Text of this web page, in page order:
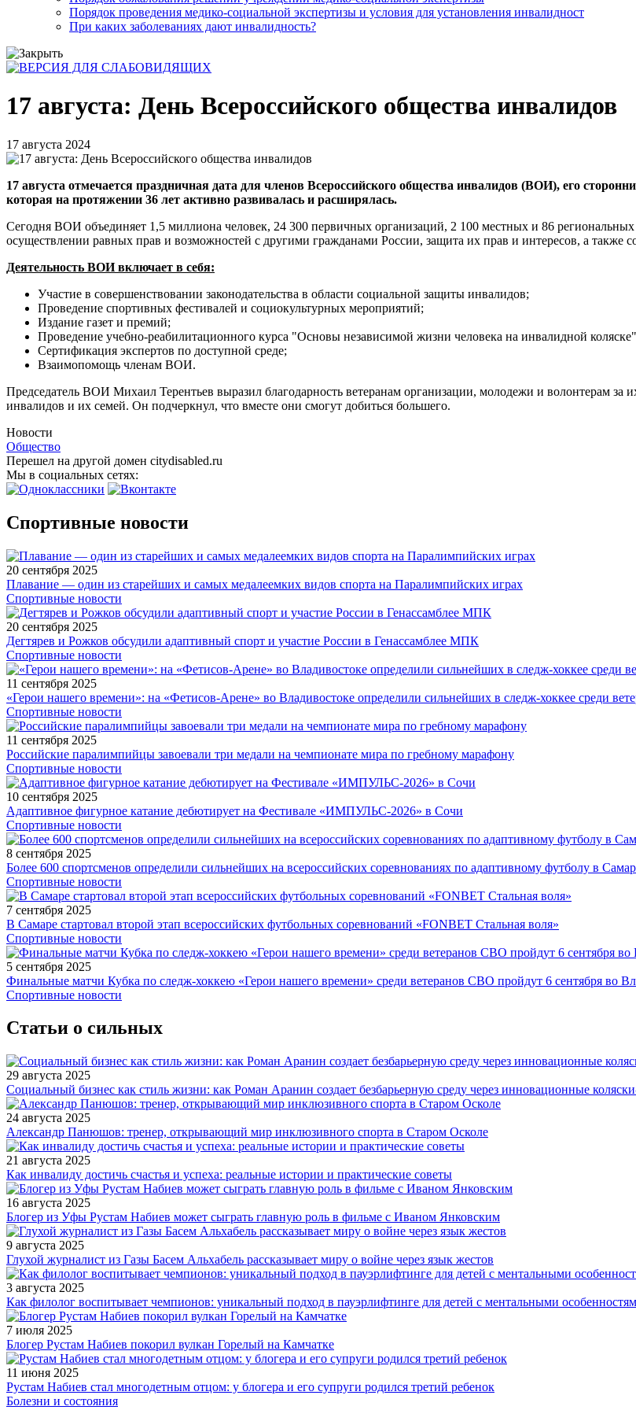
Порядок проведения медико-социальной экспертизы и условия для установления инвалидност
При каких заболеваниях дают инвалидность?
17 августа: День Всероссийского общества инвалидов
17 августа 2024
17 августа отмечается праздничная дата для членов Всероссийского общества инвалидов (ВОИ), его
которая на протяжении 36 лет активно развивалась и расширялась.
Сегодня ВОИ объединяет 1,5 миллиона человек, 24 300 первичных организаций, 2 100 местных и 86
осуществлении равных прав и возможностей с другими гражданами России, защита их прав и интересов, а также
Деятельность ВОИ включает в себя:
Участие в совершенствовании законодательства в области социальной защиты инвалидов;
Проведение спортивных фестивалей и социокультурных мероприятий;
Издание газет и премий;
Проведение учебно-реабилитационного курса "Основы независимой жизни человека на инвалидной
Сертификация экспертов по доступной среде;
Взаимопомощь членам ВОИ.
Председатель ВОИ Михаил Терентьев выразил благодарность ветеранам организации, молодежи и волонтерам
инвалидов и их семей. Он подчеркнул, что вместе они смогут добиться большего.
Новости
Общество
Перешел на другой домен citydisabled.ru
Мы в социальных сетях:
Спортивные новости
20 сентября 2025
Плавание — один из старейших и самых медалеемких видов спорта на Паралимпийских играх
Спортивные новости
20 сентября 2025
Дегтярев и Рожков обсудили адаптивный спорт и участие России в Генассамблее МПК
Спортивные новости
11 сентября 2025
«Герои нашего времени»: на «Фетисов-Арене» во Владивостоке определили сильнейших в следж-хоккее среди
Спортивные новости
11 сентября 2025
Российские паралимпийцы завоевали три медали на чемпионате мира по гребному марафону
Спортивные новости
10 сентября 2025
Адаптивное фигурное катание дебютирует на Фестивале «ИМПУЛЬС-2026» в Сочи
Спортивные новости
8 сентября 2025
Более 600 спортсменов определили сильнейших на всероссийских соревнованиях по адаптивному футболу в
Спортивные новости
7 сентября 2025
В Самаре стартовал второй этап всероссийских футбольных соревнований «FONBET Стальная воля»
Спортивные новости
5 сентября 2025
Финальные матчи Кубка по следж-хоккею «Герои нашего времени» среди ветеранов СВО пройдут 6 сентября во
Спортивные новости
Статьи о сильных
29 августа 2025
Социальный бизнес как стиль жизни: как Роман Аранин создает безбарьерную среду через инновационные
24 августа 2025
Александр Панюшов: тренер, открывающий мир инклюзивного спорта в Старом Осколе
21 августа 2025
Как инвалиду достичь счастья и успеха: реальные истории и практические советы
16 августа 2025
Блогер из Уфы Рустам Набиев может сыграть главную роль в фильме с Иваном Янковским
9 августа 2025
Глухой журналист из Газы Басем Альхабель рассказывает миру о войне через язык жестов
3 августа 2025
Как филолог воспитывает чемпионов: уникальный подход в пауэрлифтинге для детей с ментальными
7 июля 2025
Блогер Рустам Набиев покорил вулкан Горелый на Камчатке
11 июня 2025
Рустам Набиев стал многодетным отцом: у блогера и его супруги родился третий ребенок
Болезни и состояния